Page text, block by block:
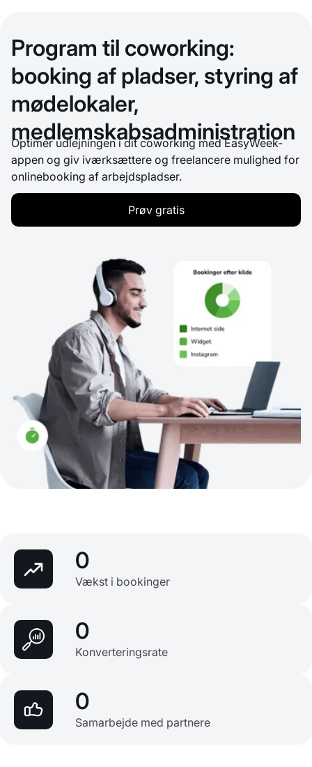
Program til coworking:
booking af pladser, styring af
mødelokaler,
medlemskabsadministration
Optimér udlejningen i dit coworking med EasyWeek-
appen og giv iværksættere og freelancere mulighed for
onlinebooking af arbejdspladser.
Prøv gratis
0
Vækst i bookinger
0
Konverteringsrate
0
Samarbejde med partnere